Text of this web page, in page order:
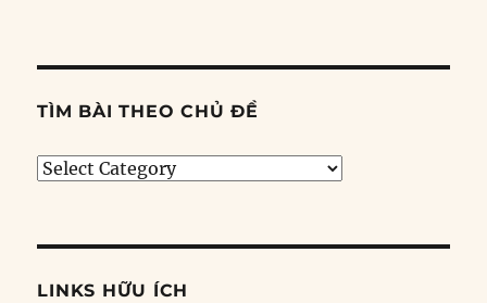
TÌM BÀI THEO CHỦ ĐỀ
Tìm
đề
LINKS HỮU ÍCH